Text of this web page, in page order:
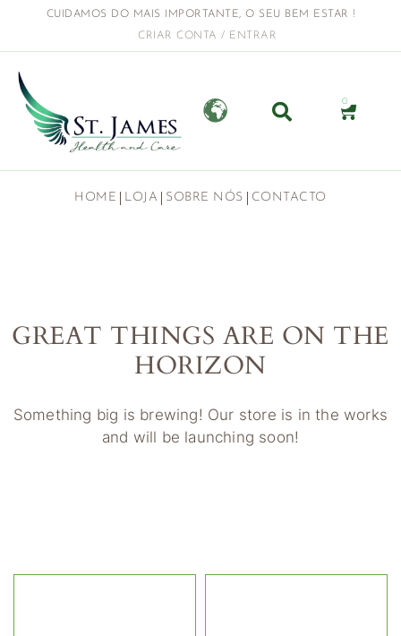
CUIDAMOS DO MAIS IMPORTANTE, O SEU BEM ESTAR !
CRIAR CONTA / ENTRAR
0
HOME LOJA SOBRE NÓS CONTACTO
GREAT THINGS ARE ON THE
HORIZON
Something big is brewing! Our store is in the works
and will be launching soon!